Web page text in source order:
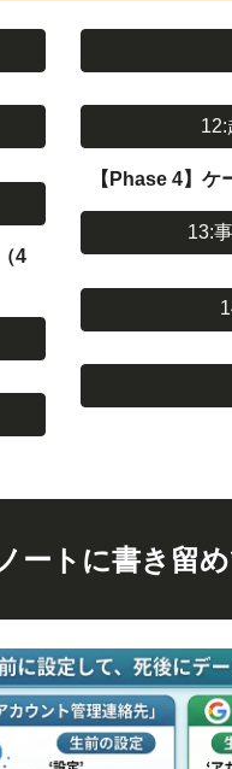
4
12:
【Phase 4】ケ
13:
ートに書き留